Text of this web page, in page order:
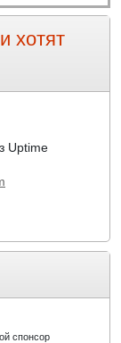
хотят
Uptime
спонсор